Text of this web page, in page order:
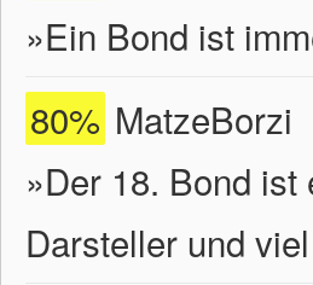
»Ein Bond ist
80% MatzeBorzi
»Der 18. Bond
Darsteller und